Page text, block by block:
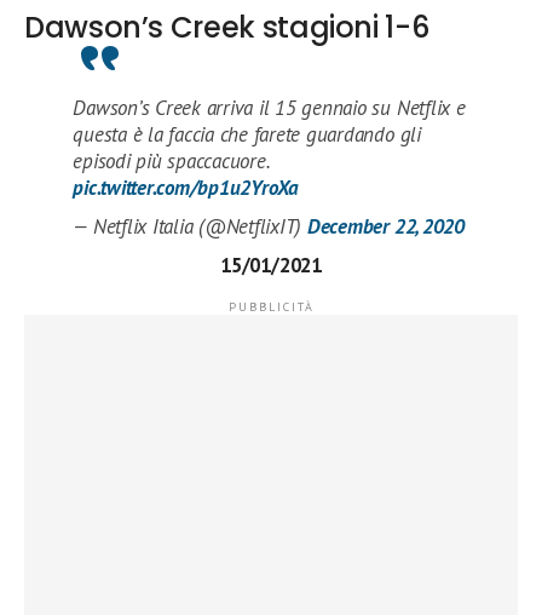
Dawson’s Creek stagioni 1-6
Dawson’s Creek arriva il 15 gennaio su Netflix e
questa è la faccia che farete guardando gli
episodi più spaccacuore.
pic.twitter.com/bp1u2YroXa
— Netflix Italia (@NetflixIT) December 22, 2020
15/01/2021